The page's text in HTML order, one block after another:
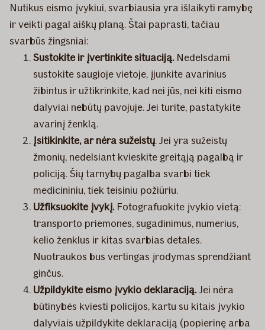
Nutikus eismo įvykiui, svarbiausia yra išlaikyti ramybę
ir veikti pagal aiškų planą. Štai paprasti, tačiau
svarbūs žingsniai:
Sustokite ir įvertinkite situaciją.Nedelsdami
sustokite saugioje vietoje, įjunkite avarinius
žibintus ir užtikrinkite, kad nei jūs, nei kiti eismo
dalyviai nebūtų pavojuje. Jei turite, pastatykite
avarinį ženklą.
Įsitikinkite, ar nėra sužeistų. Jei yra sužeistų
žmonių, nedelsiant kvieskite greitąją pagalbą ir
policiją. Šių tarnybų pagalba svarbi tiek
medicininiu, tiek teisiniu požiūriu.
Užfiksuokite įvykį.Fotografuokite įvykio vietą:
transporto priemones, sugadinimus, numerius,
kelio ženklus ir kitas svarbias detales.
Nuotraukos bus vertingas įrodymas sprendžiant
ginčus.
Užpildykite eismo įvykio deklaraciją.Jei nėra
būtinybės kviesti policijos, kartu su kitais įvykio
dalyviais užpildykite deklaraciją (popierinę arba